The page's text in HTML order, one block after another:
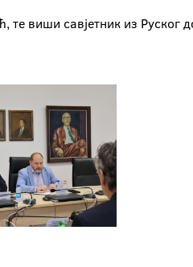
виши савјетник из Руског